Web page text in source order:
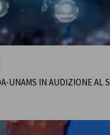
UNAMS IN AUDIZIONE AL